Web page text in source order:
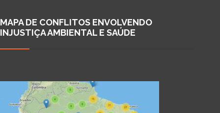
MAPA DE CONFLITOS ENVOLVENDO
INJUSTIÇA AMBIENTAL E SAÚDE